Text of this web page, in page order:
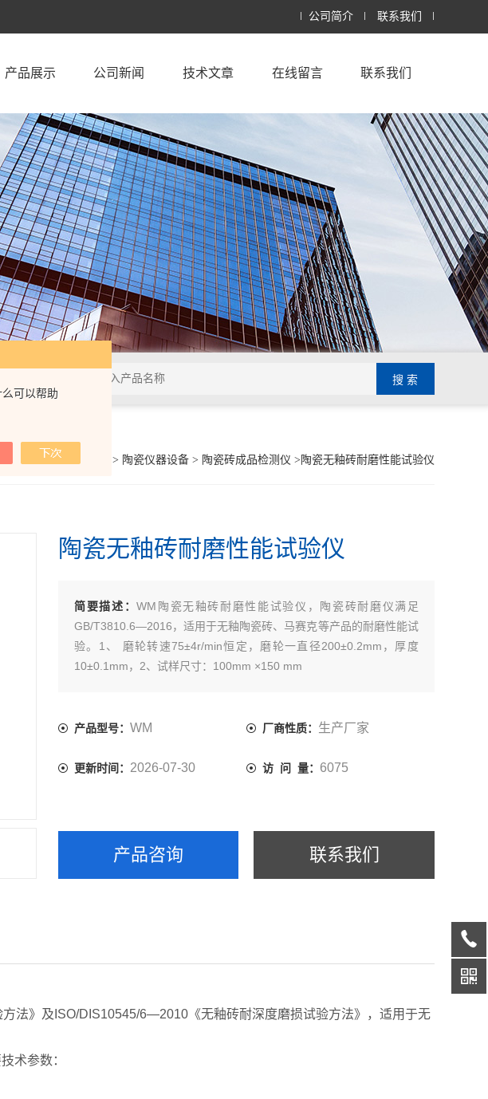
可以帮助
公司简介 联系我们
产品展示 公司新闻 技术文章 在线留言 联系我们
置： 首页> > 陶瓷仪器设备> 陶瓷砖成品检测仪 >陶瓷无釉砖耐磨性能试验仪
陶瓷无釉砖耐磨性能试验仪
简要描述：WM陶瓷无釉砖耐磨性能试验仪，陶瓷砖耐磨仪满足
GB/T3810.6—2016，适用于无釉陶瓷砖、马赛克等产品的耐磨性能试
验。1、 磨轮转速75±4r/min恒定，磨轮一直径200±0.2mm，厚度
10±0.1mm，2、试样尺寸：100mm ×150 mm
产品型号：WM 厂商性质： 生产厂家
更新时间： 2026-07-30 访 问 量： 6075
产品咨询 联系我们
》及ISO/DIS10545/6—2010《无釉砖耐深度磨损试验方法》，适用于无
术参数：